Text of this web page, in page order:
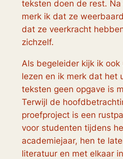
teksten doen de rest. Na
merk ik dat ze
dat ze veerkracht
zichzelf.
Als begeleider kijk ik
lezen en ik merk dat het
teksten geen opgave is
Terwijl de
proefproject is een
voor studenten tijdens
academiejaar, hen te
literatuur en met elkaar